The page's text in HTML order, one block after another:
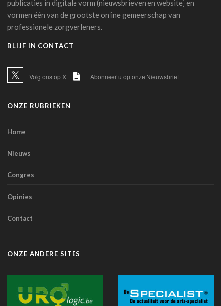
AI en klinische proeven: een pleidooi voor meer
14 juli 2026 - 11:06
hartdecompensatie
voorzichtigheid bij verspreiden van informatie
Belgen blijven de meest terughoudende Europeanen
07 juli 2026 - 09:34
Belgische primeur: Imeldaziekenhuis zet AI in voor
Anthropic lanceert “Claude Science”, een AI-werkomgeving
publicaties in digitale vorm (nieuwsbrieven en website) en
vormen één van de grootste online gemeenschap van
professionele zorgverleners.
BLIJF IN CONTACT
Volg ons op X Abonneer u op onze Nieuwsbrief
ONZE RUBRIEKEN
Home
Nieuws
Congres
Opinies
Contact
ONZE ANDERE SITES